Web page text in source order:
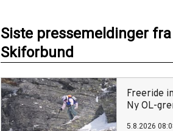
Siste pressemeldinger
Skiforbund
Freeride
Ny OL-
5.8.2026